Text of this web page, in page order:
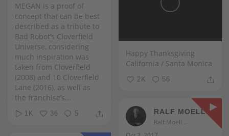
MEGAN is a proof of
concept that can be best
described as a tribute to
Bad Robot’s Cloverfield
Universe, considering
much inspiration was
taken from Cloverfield
(2008) and 10 Cloverfield
Lane (2016), as well as
the franchise’s...
1K 36 5
Happy Thanksgiving
California / Santa Monica
2K 56
RALF MOELLER
Ralf Moeller